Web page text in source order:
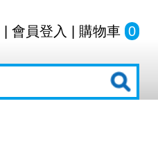
會員登入 購物車 0